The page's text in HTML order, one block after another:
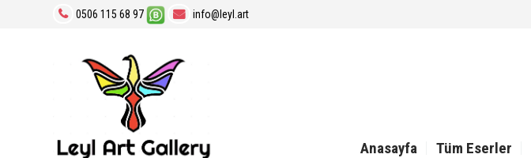
0506 115 68 97 info@leyl.art
Anasayfa Tüm Eserler